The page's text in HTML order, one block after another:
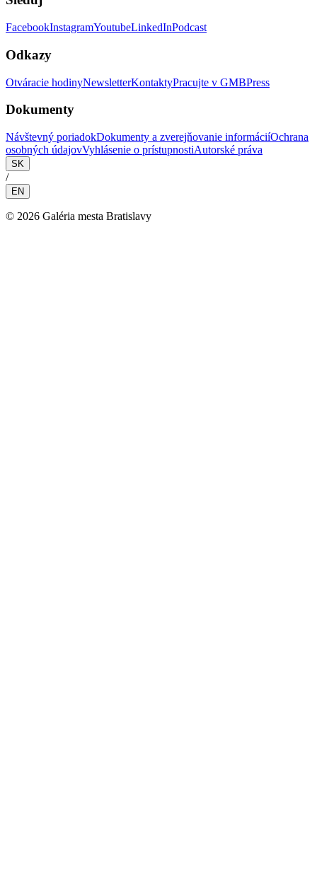
FacebookInstagramYoutubeLinkedInPodcast
Odkazy
Otváracie hodinyNewsletterKontaktyPracujte v GMBPress
Dokumenty
Návštevný poriadokDokumenty a zverejňovanie informáciíOchrana
osobných údajovVyhlásenie o prístupnostiAutorské práva
SK
/
EN
© 2026 Galéria mesta Bratislavy